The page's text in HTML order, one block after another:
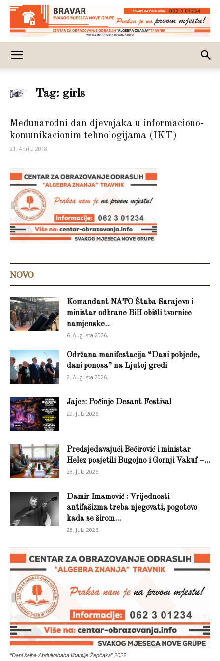
Tag: girls
Međunarodni dan djevojaka u informaciono-
komunikacionim tehnologijama (IKT)
21. Aprila 2018.
NOVO
Komandant NATO Štaba Sarajevo i
ministar odbrane BiH obišli tvornice
namjenske...
6. Augusta 2026.
Održana manifestacija “Dani pobjede,
dani ponosa” na Ljutoj gredi
2. Augusta 2026.
Jajce: Počinje Desant Festival
29. Jula 2026.
Predsjedavajući Bečirović i ministar
Helez posjetili Bugojno i Gornji Vakuf –...
28. Jula 2026.
Damir Imamović : Vrijednosti
antifašizma treba njegovati, pogotovo
kada se širom...
28. Jula 2026.
“Dani šejha Abdulvehaba Ilhamije Žepčaka” 2022